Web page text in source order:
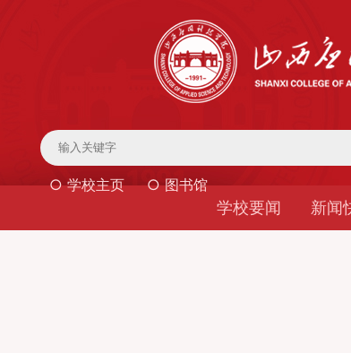
○ 学校主页 ○ 图书馆
学校要闻 新闻